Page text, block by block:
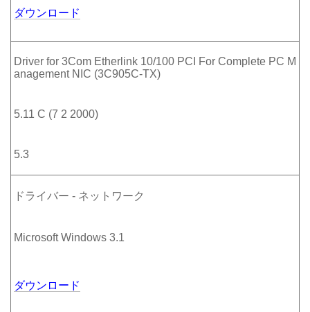
ダウンロード
Driver for 3Com Etherlink 10/100 PCI For Complete PC M
anagement NIC (3C905C-TX)
5.11 C (7 2 2000)
5.3
ドライバー - ネットワーク
Microsoft Windows 3.1
ダウンロード